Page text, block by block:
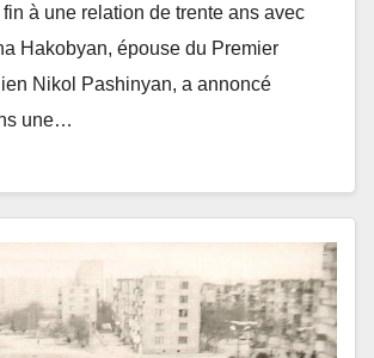
à une relation de trente ans avec
Hakobyan, épouse du Premier
Nikol Pashinyan, a annoncé
une…